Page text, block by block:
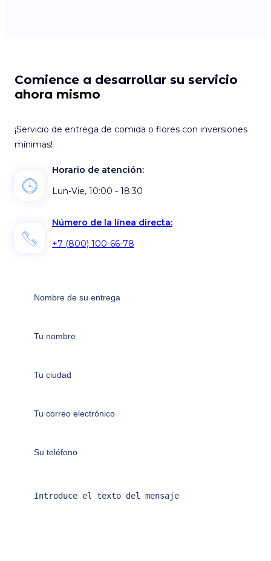
Comience a desarrollar su servicio
ahora mismo
¡Servicio de entrega de comida o flores con inversiones
mínimas!
Horario de atención:
Lun-Vie, 10:00 - 18:30
Número de la línea directa:
+7 (800) 100-66-78